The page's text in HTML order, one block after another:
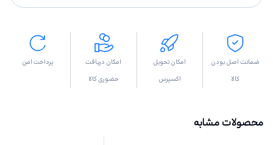
ضمانت اصل بودن
کالا
امکان تحویل
اکسپرس
امکان دریافت
حضوری کالا
پرداخت امن
محصولات مشابه